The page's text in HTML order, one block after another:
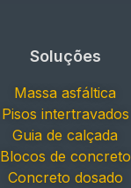
Soluções
Massa asfáltica
Pisos intertravados
Guia de calçada
Blocos de concreto
Concreto dosado